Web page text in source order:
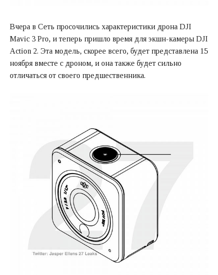
Вчера в Сеть просочились характеристики дрона DJI
Mavic 3 Pro, и теперь пришло время для экшн-камеры DJI
Action 2. Эта модель, скорее всего, будет представлена 15
ноября вместе с дроном, и она также будет сильно
отличаться от своего предшественника.